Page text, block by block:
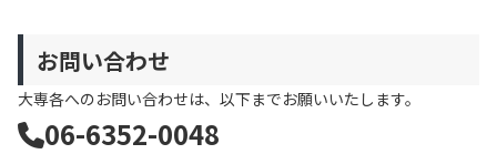
お問い合わせ
大専各へのお問い合わせは、以下までお願いいたします。
06-6352-0048